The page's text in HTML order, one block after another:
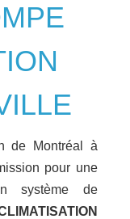
de Montréal à
pour une
système de